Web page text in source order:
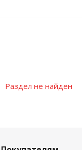
Раздел не найден